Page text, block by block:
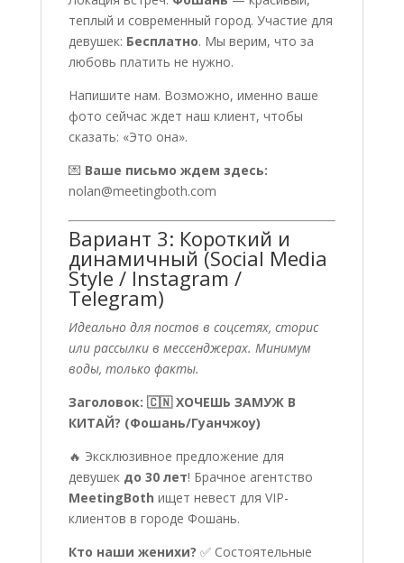
теплый и современный город. Участие для
девушек: Бесплатно. Мы верим, что за
любовь платить не нужно.
Напишите нам. Возможно, именно ваше
фото сейчас ждет наш клиент, чтобы
сказать: «Это она».
💌 Ваше письмо ждем здесь:
nolan@meetingboth.com
Вариант 3: Короткий и
динамичный (Social Media
Style / Instagram /
Telegram)
Идеально для постов в соцсетях, сторис
или рассылки в мессенджерах. Минимум
воды, только факты.
Заголовок: 🇨🇳 ХОЧЕШЬ ЗАМУЖ В
КИТАЙ? (Фошань/Гуанчжоу)
🔥 Эксклюзивное предложение для
девушек до 30 лет! Брачное агентство
MeetingBoth ищет невест для VIP-
клиентов в городе Фошань.
Кто наши женихи? ✅ Состоятельные